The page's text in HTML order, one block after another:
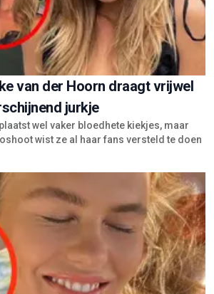
van der Hoorn draagt vrijwel
jurkje
wel vaker bloedhete kiekjes, maar
wist ze al haar fans versteld te doen